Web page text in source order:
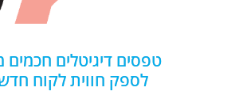
טפסים דיגיטלים חכמים
לספק חווית לקוח